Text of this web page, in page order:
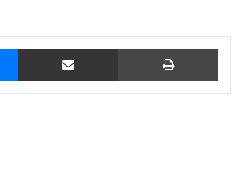
Messenger Share via Email Print